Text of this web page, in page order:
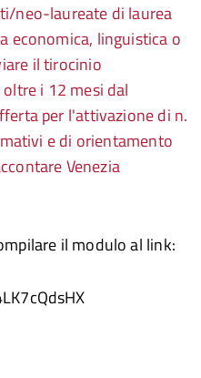
neo-laureate di laurea
economica, linguistica o
il tirocinio
i 12 mesi dal
per l'attivazione di n.
e di orientamento
Venezia
il modulo al link: